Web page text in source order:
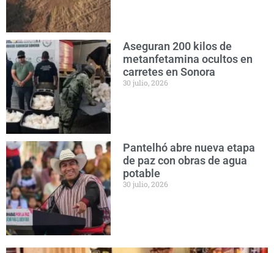
Aseguran 200 kilos de
metanfetamina ocultos en
carretes en Sonora
30 julio, 2026
Pantelhó abre nueva etapa
de paz con obras de agua
potable
30 julio, 2026